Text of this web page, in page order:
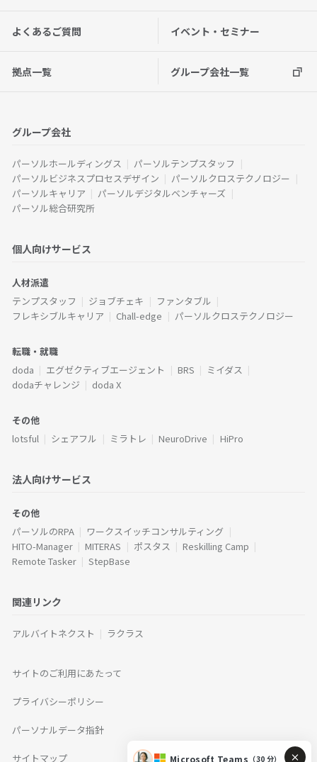
よくあるご質問 イベント・セミナー
拠点一覧 グループ会社一覧
グループ会社
パーソルホールディングス
パーソルテンプスタッフ
パーソルビジネスプロセスデザイン
パーソルクロステクノロジー
パーソルキャリア
パーソルデジタルベンチャーズ
パーソル総合研究所
個人向けサービス
人材派遣
テンプスタッフ
ジョブチェキ
ファンタブル
フレキシブルキャリア
Chall-edge パーソルクロステクノロジー
転職・就職
doda
エグゼクティブエージェント BRS
ミイダス
dodaチャレンジ
doda X
その他
lotsful
シェアフル ミラトレ NeuroDrive HiPro
法人向けサービス
その他
パーソルのRPA
ワークスイッチコンサルティング
HITO-Manager
MITERAS ポスタス
Reskilling Camp
Remote Tasker
StepBase
関連リンク
アルバイトネクスト ラクラス
サイトのご利用にあたって
プライバシーポリシー
パーソナルデータ指針
サイトマップ